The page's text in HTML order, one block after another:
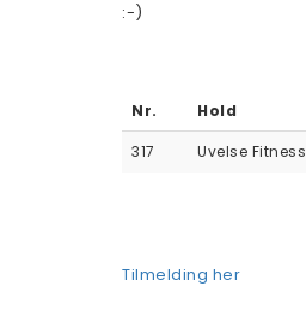
:-)
Nr. Hold
317
Uvelse Fitness
Tilmelding her